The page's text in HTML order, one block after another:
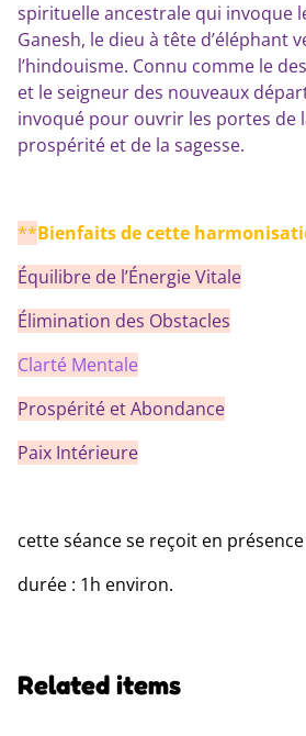
spirituelle ancestrale qui invoque
Ganesh, le dieu à tête d’éléphant
l’hindouisme. Connu comme le
et le seigneur des nouveaux
invoqué pour ouvrir les portes de
prospérité et de la sagesse.
**Bienfaits de cette
Équilibre de l’Énergie Vitale
Élimination des Obstacles
Clarté Mentale
Prospérité et Abondance
Paix Intérieure
cette séance se reçoit en
durée : 1h environ.
Related items